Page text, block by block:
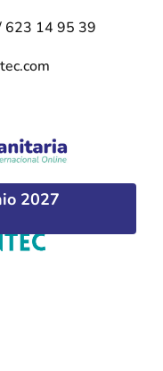
623 14 95 39
2027